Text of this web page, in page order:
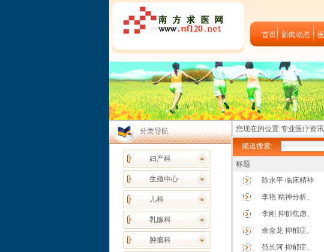
首页 新闻动态
分类导航
妇产科
生殖中心
儿科
乳腺科
肿瘤科
您现在的位置:专业医疗资
频道搜索:
标题
陈永平 临床精神
李艳 精神分析、
李刚 抑郁焦虑、
余金龙 抑郁症、
范长河 抑郁症、